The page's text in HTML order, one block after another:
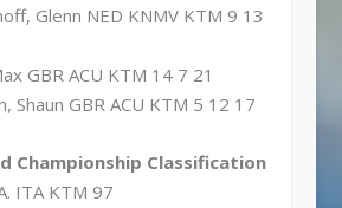
Glenn NED KNMV KTM 9 13
GBR ACU KTM 14 7 21
Shaun GBR ACU KTM 5 12 17
Championship Classification
ITA KTM 97